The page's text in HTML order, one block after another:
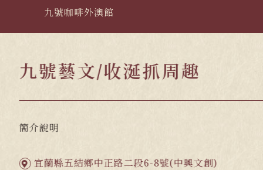
九號咖啡外澳館
九號藝文/收涎抓周趣
簡介說明
宜蘭縣五結鄉中正路二段6-8號(中興文創)